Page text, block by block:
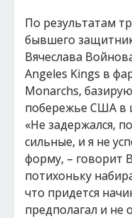
По результатам
бывшего
Вячеслава
Angeles Kings в
Monarchs,
побережье США в
«Не задержался,
сильные, и я не
форму, – говорит
потихоньку
что придется
предполагал и не